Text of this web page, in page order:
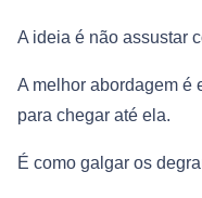
A ideia é não assustar
A melhor abordagem é
para chegar até ela.
É como galgar os